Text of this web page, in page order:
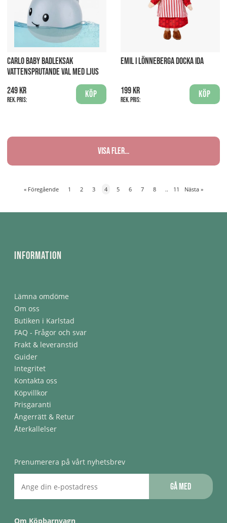
CARLO BABY BADLEKSAK
VATTENSPRUTANDE VAL MED LJUS
249 kr
Rek. pris:
Köp
EMIL I LÖNNEBERGA DOCKA IDA
199 kr
Rek. pris:
Köp
Visa fler...
« Föregående 1 2 3 4 5 6 7 8 .. 11 Nästa »
Information
Lämna omdöme
Om oss
Butiken i Karlstad
FAQ - Frågor och svar
Frakt & leveranstid
Guider
Integritet
Kontakta oss
Köpvillkor
Prisgaranti
Ångerrätt & Retur
Återkallelser
Prenumerera på vårt nyhetsbrev
Gå med
Om Köpbarnvagn